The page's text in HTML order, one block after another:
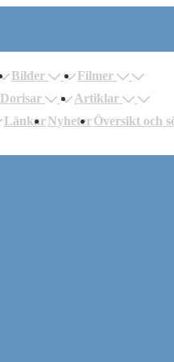
Bilder
Filmer
Dorisar
Artiklar
LänkarNyheterÖversikt och